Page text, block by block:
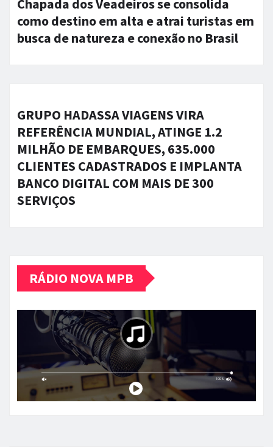
Chapada dos Veadeiros se consolida
como destino em alta e atrai turistas em
busca de natureza e conexão no Brasil
GRUPO HADASSA VIAGENS VIRA
REFERÊNCIA MUNDIAL, ATINGE 1.2
MILHÃO DE EMBARQUES, 635.000
CLIENTES CADASTRADOS E IMPLANTA
BANCO DIGITAL COM MAIS DE 300
SERVIÇOS
RÁDIO NOVA MPB